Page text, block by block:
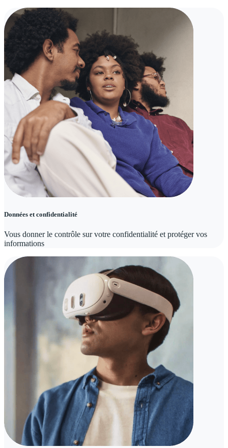
Données et confidentialité
Vous donner le contrôle sur votre confidentialité et protéger vos
informations